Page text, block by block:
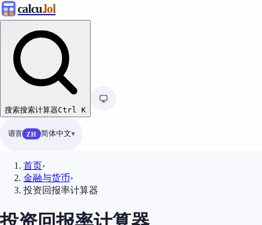
calcu.lol
搜索搜索计算器Ctrl K
语言 ZH 简体中文
首页›
金融与货币›
投资回报率计算器